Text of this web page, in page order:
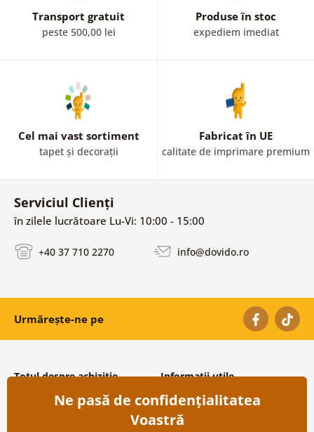
Transport gratuit
peste 500,00 lei
Produse în stoc
expediem imediat
Cel mai vast sortiment
tapet și decorații
Fabricat în UE
calitate de imprimare premium
Serviciul Clienți
în zilele lucrătoare Lu-Vi: 10:00 - 15:00
+40 37 710 2270 info@dovido.ro
Urmărește-ne pe
Totul despre achiziție
Condiții și termeni generali
Protecția datelor personale
Transport și modalități de plată
Informații utile
Despre noi
Întrebări frecvente
Contacte
Ne pasă de confidențialitatea
Voastră